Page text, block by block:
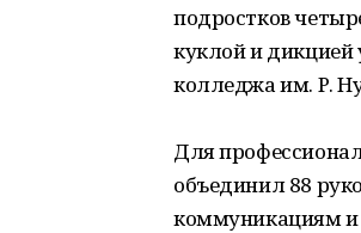
подростков
куклой и дикцией
колледжа им. Р.
Для
объединил 88
коммуникациям и